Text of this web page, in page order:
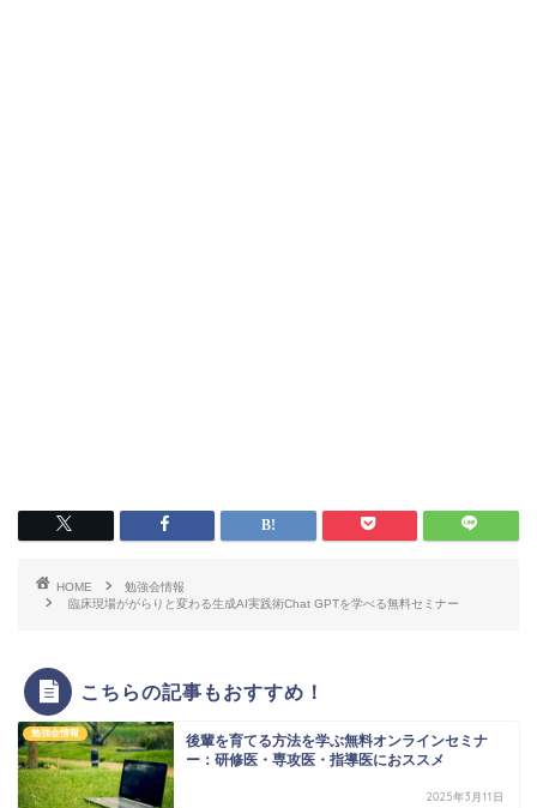
HOME
勉強会情報
臨床現場ががらりと変わる生成AI実践術Chat GPTを学べる無料セミナー
こちらの記事もおすすめ！
勉強会情報
後輩を育てる方法を学ぶ無料オンラインセミナ
ー：研修医・専攻医・指導医におススメ
2025年3月11日